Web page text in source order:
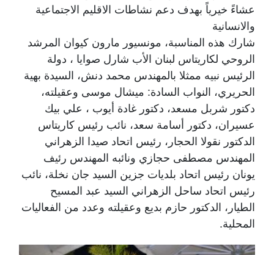
عشاءً خيرياً بهدف دعم نشاطات الاقليم الاجتماعية
والانسانية
شارك هذه المناسبة، مونسيور مارون كيوان المرشد
الروحي لكاريتاس لبنان الأب شارل صوايا ، دولة
الرئيس نبيه ممثلا بالمهندس محمد دنش، السيدة بهية
الحريري، النواب السادة: ميشال موسى وعقيلته،
دكتور شربل مسعد، دكتور غادة أيوب ، علي بيك
عسيران، دكتور أسامة سعد، نائب رئيس كاريتاس
الدكتور نقولا الحجار، رئيس اتحاد صيدا الزهراني
المهندس مصطفى حجازي ونائبه المهندس رئيف
يونان رئيس اتحاد بلديات جزين السيد جان نخلة، نائب
رئيس اتحاد ساحل الزهراني السيد عبد المسيح
الطيار، الدكتور حازم بديع وعقيلته وعدد من الفعاليات
المحلية.